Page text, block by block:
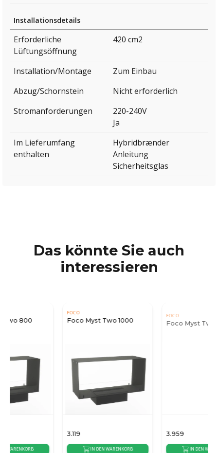
Installationsdetails
Erforderliche
Lüftungsöffnung
420 cm2
Installation/Montage
Zum Einbau
Abzug/Schornstein
Nicht erforderlich
Stromanforderungen
220-240V
Ja
Im Lieferumfang
enthalten
Hybridbrænder
Anleitung
Sicherheitsglas
Das könnte Sie auch
interessieren
Foco Myst Two 1000
IN DEN WARENKORB
Foco Myst Two 1200
IN DEN WARENKORB